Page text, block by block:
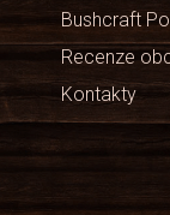
Bushcraft
Recenze
Kontakty